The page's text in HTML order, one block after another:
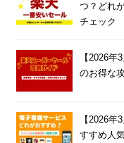
つ？どれ
チェック
【2026
のお得な
【2026年
すすめ人